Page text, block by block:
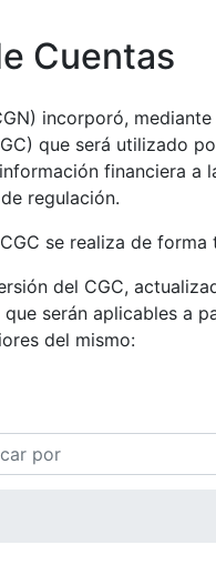
Cuentas
incorporó, mediante
que será utilizado
financiera a
regulación.
se realiza de forma
del CGC,
serán aplicables a
del mismo: